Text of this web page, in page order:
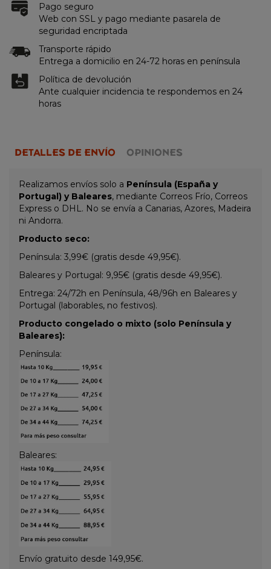
Pago seguro
Web con SSL y pago mediante pasarela de
seguridad encriptada
Transporte rápido
Entrega a domicilio en 24-72 horas en península
Política de devolución
Ante cualquier incidencia te respondemos en 24
horas
DETALLES DE ENVÍO OPINIONES
Realizamos envíos solo a Península (España y
Portugal) y Baleares, mediante Correos Frío, Correos
Express o DHL. No se envía a Canarias, Azores, Madeira
ni Andorra.
Producto seco:
Península: 3,99€ (gratis desde 49,95€).
Baleares y Portugal: 9,95€ (gratis desde 49,95€).
Entrega: 24/72h en Península, 48/96h en Baleares y
Portugal (laborables, no festivos).
Producto congelado o mixto (solo Península y
Baleares):
Península:
Baleares:
Envío gratuito desde 149,95€.